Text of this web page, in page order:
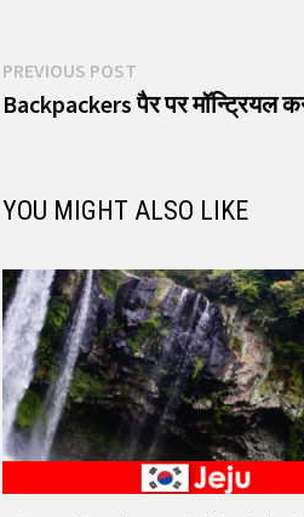
पोस्ट
नेविगेशन
PREVIOUS POSTPrevious
post:
Backpackers पैर पर मॉन्ट्रियल
YOU MIGHT ALSO LIKE